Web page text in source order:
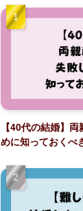
【40代の結婚】
めに知っておくべ